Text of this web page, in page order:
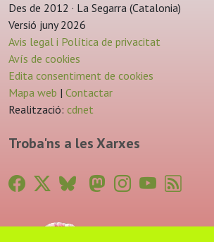
Des de 2012 · La Segarra (Catalonia)
Versió juny 2026
Avis legal i Política de privacitat
Avís de cookies
Edita consentiment de cookies
Mapa web | Contactar
Realització: cdnet
Troba'ns a les Xarxes